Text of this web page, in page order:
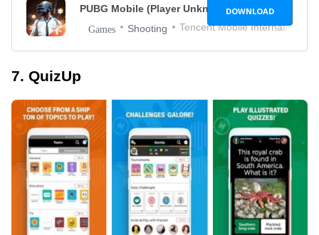
PUBG Mobile (Player Unknown Battleground)
Games Shooting Tencent Mobile International
DOWNLOAD
7. QuizUp